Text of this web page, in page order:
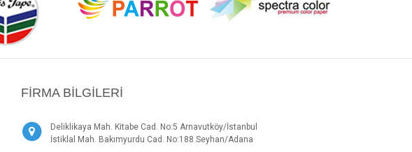
FIRMA BILGILERI
Deliklikaya Mah. Kitabe Cad. No:5 Arnavutköy/İstanbul
İstiklal Mah. Bakımyurdu Cad. No:188 Seyhan/Adana